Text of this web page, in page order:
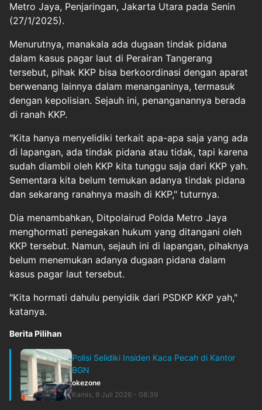
Metro Jaya, Penjaringan, Jakarta Utara pada Senin
(27/1/2025).
Menurutnya, manakala ada dugaan tindak pidana
dalam kasus pagar laut di Perairan Tangerang
tersebut, pihak KKP bisa berkoordinasi dengan aparat
berwenang lainnya dalam menanganinya, termasuk
dengan kepolisian. Sejauh ini, penanganannya berada
di ranah KKP.
"Kita hanya menyelidiki terkait apa-apa saja yang ada
di lapangan, ada tindak pidana atau tidak, tapi karena
sudah diambil oleh KKP kita tunggu saja dari KKP yah.
Sementara kita belum temukan adanya tindak pidana
dan sekarang ranahnya masih di KKP," tuturnya.
Dia menambahkan, Ditpolairud Polda Metro Jaya
menghormati penegakan hukum yang ditangani oleh
KKP tersebut. Namun, sejauh ini di lapangan, pihaknya
belum menemukan adanya dugaan pidana dalam
kasus pagar laut tersebut.
"Kita hormati dahulu penyidik dari PSDKP KKP yah,"
katanya.
Berita Pilihan
Polisi Selidiki Insiden Kaca Pecah di Kantor
BGN
okezone
Kamis, 9 Juli 2026 - 08:39